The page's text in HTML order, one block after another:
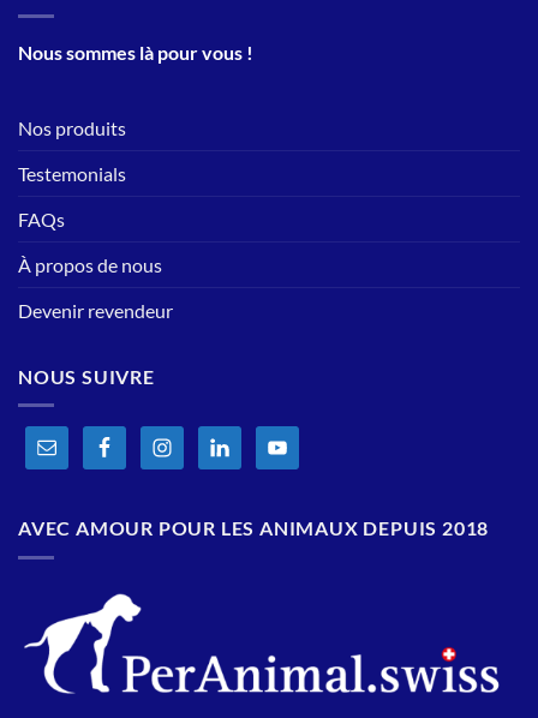
Nous sommes là pour vous !
Nos produits
Testemonials
FAQs
À propos de nous
Devenir revendeur
NOUS SUIVRE
AVEC AMOUR POUR LES ANIMAUX DEPUIS 2018